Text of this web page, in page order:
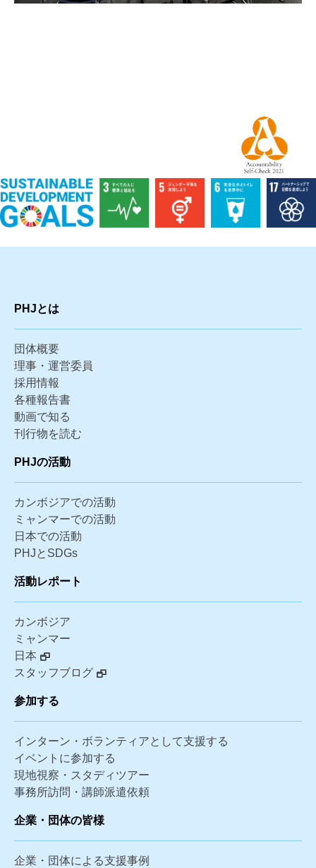
PHJとは
団体概要
理事・運営委員
採用情報
各種報告書
動画で知る
刊行物を読む
PHJの活動
カンボジアでの活動
ミャンマーでの活動
日本での活動
PHJとSDGs
活動レポート
カンボジア
ミャンマー
日本
スタッフブログ
参加する
インターン・ボランティアとして支援する
イベントに参加する
現地視察・スタディツアー
事務所訪問・講師派遣依頼
企業・団体の皆様
企業・団体による支援事例